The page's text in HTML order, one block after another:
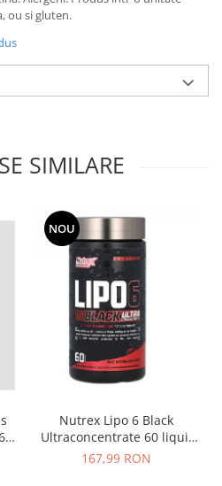
ou si gluten.
SIMILARE
NOU
Nutrex Lipo 6 Black
Ultraconcentrate 60 liqui-
caps US
167,99 RON